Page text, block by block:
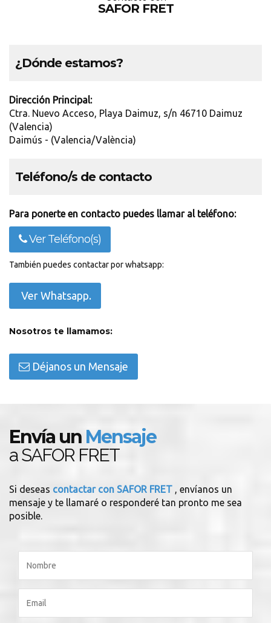
SAFOR FRET
¿Dónde estamos?
Dirección Principal:
Ctra. Nuevo Acceso, Playa Daimuz, s/n 46710 Daimuz
(Valencia)
Daimús - (Valencia/València)
Teléfono/s de contacto
Para ponerte en contacto puedes llamar al teléfono:
Ver Teléfono(s)
También puedes contactar por whatsapp:
Ver Whatsapp.
Nosotros te llamamos:
Déjanos un Mensaje
Envía un Mensaje
a SAFOR FRET
Si deseas contactar con SAFOR FRET , envíanos un
mensaje y te llamaré o responderé tan pronto me sea
posible.